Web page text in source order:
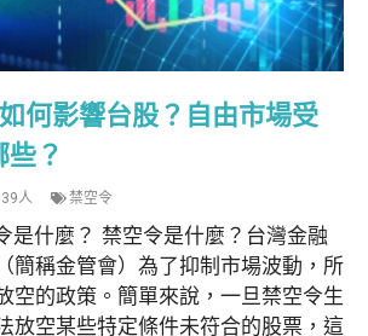
何影響台股？自由市場受
些？
人 禁空令
是什麼？ 禁空令是什麼？台灣金融
簡稱金管會）為了抑制市場波動，所
空的政策。簡單來說，一旦禁空令生
放空某些特定條件未符合的股票，這